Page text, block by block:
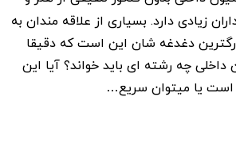
زیادی دارد. بسیاری از علاقه مندان به
دغدغه شان این است که دقیقا
داخلی چه رشته ای باید خواند؟ آیا این
یا میتوان سریع…